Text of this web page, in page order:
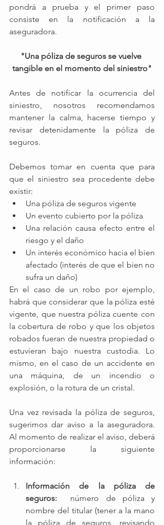
pondrá a prueba y el primer paso
consiste en la notificación a la
aseguradora.
"Una póliza de seguros se vuelve
tangible en el momento del siniestro"
Antes de notificar la ocurrencia del
siniestro, nosotros recomendamos
mantener la calma, hacerse tiempo y
revisar detenidamente la póliza de
seguros.
Debemos tomar en cuenta que para
que el siniestro sea procedente debe
existir:
Una póliza de seguros vigente
Un evento cubierto por la póliza
Una relación causa efecto entre el
riesgo y el daño
Un interés económico hacia el bien
afectado (interés de que el bien no
sufra un daño)
En el caso de un robo por ejemplo,
habrá que considerar que la póliza esté
vigente, que nuestra póliza cuente con
la cobertura de robo y que los objetos
robados fueran de nuestra propiedad o
estuvieran bajo nuestra custodia. Lo
mismo, en el caso de un accidente en
una máquina, de un incendio o
explosión, o la rotura de un cristal.
Una vez revisada la póliza de seguros,
sugerimos dar aviso a la aseguradora.
Al momento de realizar el aviso, deberá
proporcionarse la siguiente
información:
Información de la póliza de
seguros:
número de póliza y
nombre del titular (tener a la mano
la póliza de seguros, revisando